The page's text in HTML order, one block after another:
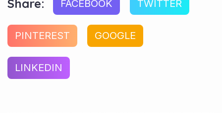
Share: FACEBOOK TWITTER
PINTEREST GOOGLE
LINKEDIN